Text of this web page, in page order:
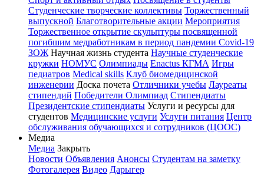
Студенческие творческие коллективы Торжественный
выпускной Благотворительные акции Мероприятия
Торжественное открытие скульптуры посвященной
погибшим медработникам в период пандемии Covid-19
ЗОЖ Научная жизнь студента Научные студенческие
кружки НОМУС Олимпиады Enactus КГМА Игры
педиатров Medical skills Клуб биомедицинской
инженерии Доска почета Отличники учебы Лауреаты
стипендий Победители Олимпиад Стипендиаты
Президентские стипендиаты Услуги и ресурсы для
студентов Медицинские услуги Услуги питания Центр
обслуживания обучающихся и сотрудников (ЦООС)
Медиа
Медиа Закрыть
Новости Объявления Анонсы Студентам на заметку
Фотогалерея Видео Дарыгер